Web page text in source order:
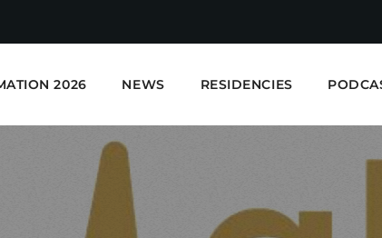
2026 NEWS RESIDENCIES